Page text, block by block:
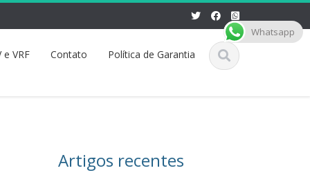
e VRF Contato Política de Garantia
Artigos recentes
Whatsapp